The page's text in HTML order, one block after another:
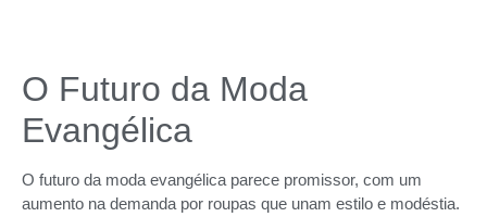
O Futuro da Moda
Evangélica
O futuro da moda evangélica parece promissor, com um
aumento na demanda por roupas que unam estilo e modéstia.